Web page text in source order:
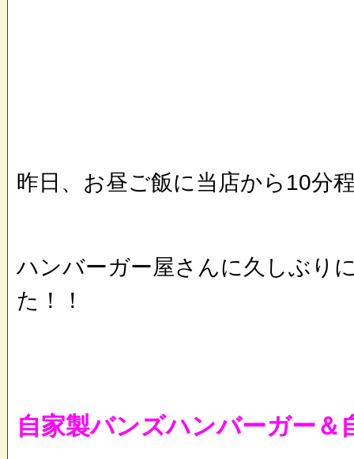
昨日、お昼ご飯に当店から10分
ハンバーガー屋さんに久しぶり
た！！
自家製バンズハンバーガー＆